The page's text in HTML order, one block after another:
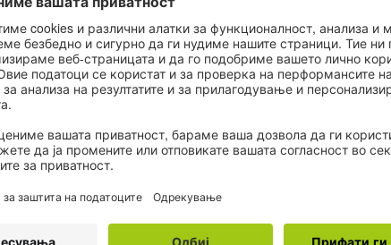
Повеќе информации
Прифати